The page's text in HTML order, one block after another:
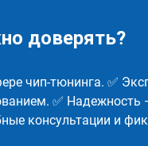
доверять?
чип-тюнинга. ✅
✅ Надежность
консультации и